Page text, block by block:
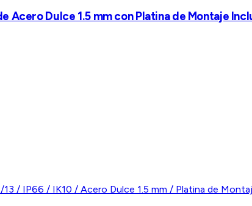
Acero Dulce 1.5 mm con Platina de Montaje